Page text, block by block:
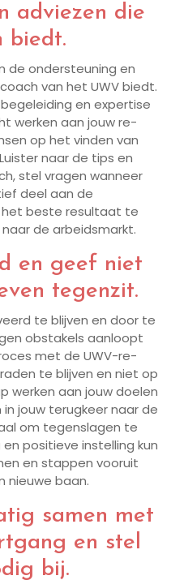
adviezen die
biedt.
de ondersteuning en
van het UWV biedt.
en expertise
werken aan jouw re-
op het vinden van
naar de tips en
stel vragen wanneer
deel aan de
beste resultaat te
de arbeidsmarkt.
en geef niet
tegenzit.
te blijven en door te
obstakels aanloopt
met de UWV-re-
te blijven en niet op
werken aan jouw doelen
jouw terugkeer naar de
om tegenslagen te
positieve instelling kun
en stappen vooruit
nieuwe baan.
samen met
en stel
bij.